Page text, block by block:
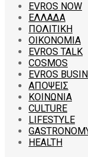
EVROS NOW
ΕΛΛΑΔΑ
ΠΟΛΙΤΙΚΗ
ΟΙΚΟΝΟΜΙΑ
EVROS TALK
COSMOS
EVROS
ΑΠΟΨΕΙΣ
ΚΟΙΝΩΝΙΑ
CULTURE
LIFESTYLE
HEALTH